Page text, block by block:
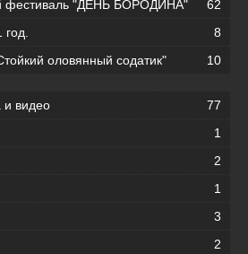
фестиваль "ДЕНЬ БОРОДИНА"
62
8
оловянный содатик"
10
и видео
77
1
2
1
3
2